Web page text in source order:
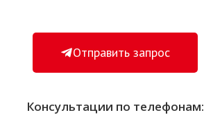
Отправить запрос
Консультации по телефонам: